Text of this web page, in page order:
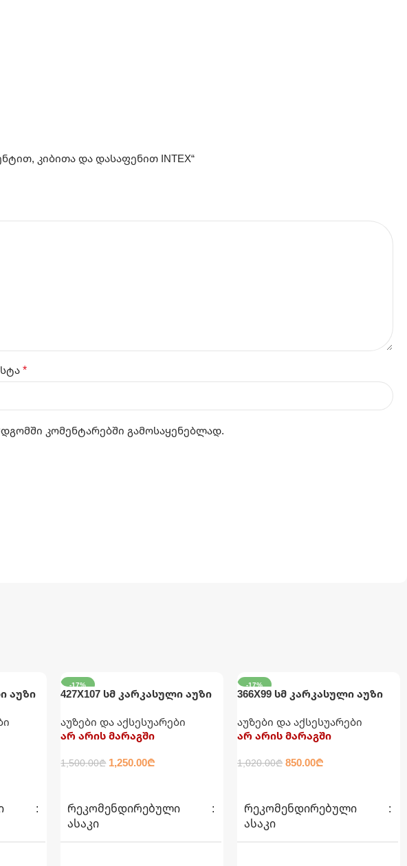
კიბითა და დასაფენით INTEX“
*
კომენტარებში გამოსაყენებლად.
აუზი
-17%
427X107 სმ კარკასული აუზი
INTEX
აუზები და აქსესუარები
არ არის მარაგში
1,500.00₾ 1,250.00₾
ᲠᲔᲙᲝᲛᲔᲜᲓᲘᲠᲔᲑᲣᲚᲘ
ᲐᲡᲐᲙᲘ
-17%
366X99 სმ კარკასული აუზი
INTEX
აუზები და აქსესუარები
არ არის მარაგში
1,020.00₾ 850.00₾
ᲠᲔᲙᲝᲛᲔᲜᲓᲘᲠᲔᲑᲣᲚᲘ
ᲐᲡᲐᲙᲘ